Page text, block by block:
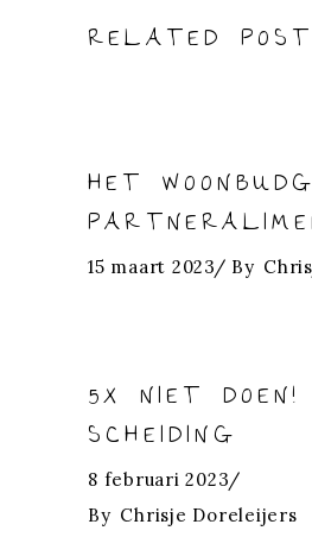
RELATED
HET
15 maart 2023 By
5X NIET
SCHEIDING
8 februari 2023
By Chrisje Doreleijers